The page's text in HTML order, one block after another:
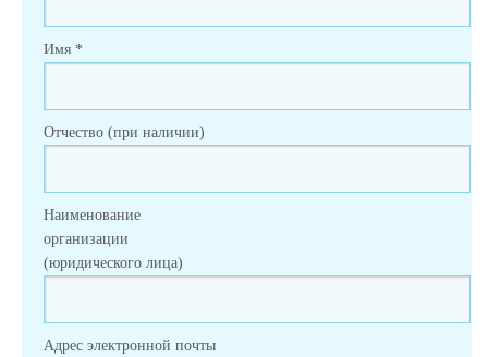
Имя *
Отчество (при наличии)
Наименование
организации
(юридического лица)
Адрес электронной почты